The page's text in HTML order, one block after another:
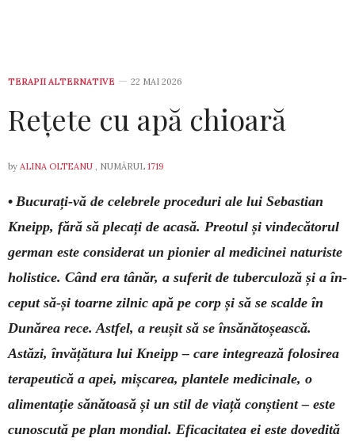
TERAPII ALTERNATIVE 22 MAI 2026
Rețete cu apă chioară
by ALINA OLTEANU , NUMĂRUL 1719
• Bucurați-vă de celebrele proceduri ale lui Sebastian
Kneipp, fără să plecați de aca­să. Pre­­otul și vindecătorul
german este con­side­rat un pionier al medicinei naturiste
ho­listice. Când era tânăr, a suferit de tu­ber­culoză și a în­­
ceput să-și toarne zil­nic apă pe corp și să se scal­de în
Dunărea rece. Ast­fel, a reușit să se în­sănăto­șeas­că.
Astăzi, în­vă­țătura lui Kneipp – care inte­grea­ză folo­si­rea
te­­ra­­peutică a apei, miș­­carea, plantele me­­dici­nale, o
alimentație sănătoasă și un stil de viață conștient – este
cu­­nos­cută pe plan mon­dial. Efi­cacitatea ei este dovedită